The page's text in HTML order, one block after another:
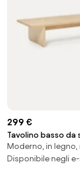
299 €
Tavolino basso
legno Dako
Moderno, in
Disponibile negli